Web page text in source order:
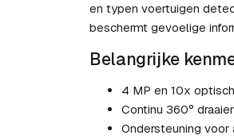
en typen voertuigen
beschermt gevoelige
Belangrijke
4 MP en 10x
Continu 360°
Ondersteuning